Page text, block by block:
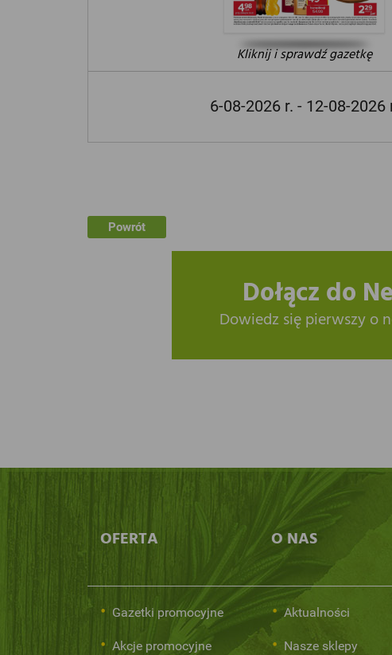
Kliknij i sprawdź gazetkę
6-08-2026 r. - 12-08-2026
Powrót
Dołącz do
Dowiedz się pierwszy o
OFERTA
Gazetki promocyjne
Akcje promocyjne
O NAS
Aktualności
Nasze sklepy